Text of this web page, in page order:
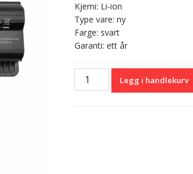
Kjemi: Li-ion
Type vare: ny
Farge: svart
Garanti: ett år
Originalt
batteri
Legg i handlekurv